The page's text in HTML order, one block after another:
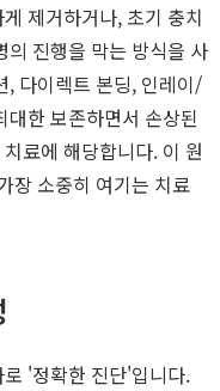
제거하거나, 초기 충치
의 진행을 막는 방식을 사
, 다이렉트 본딩, 인레이/
한 보존하면서 손상된
료에 해당합니다. 이 원
장 소중히 여기는 치료
'정확한 진단'입니다.